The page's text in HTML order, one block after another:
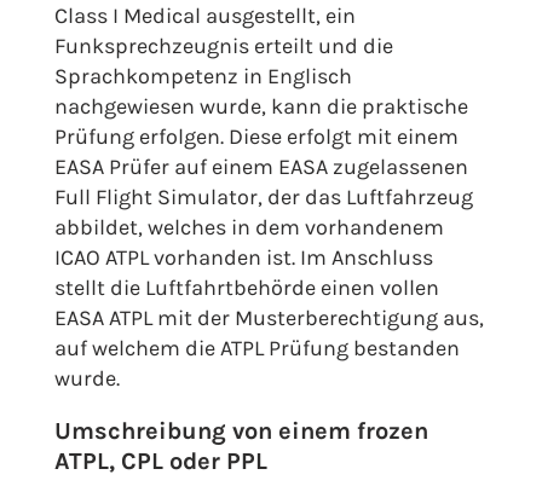
Class I Medical ausgestellt, ein
Funksprechzeugnis erteilt und die
Sprachkompetenz in Englisch
nachgewiesen wurde, kann die praktische
Prüfung erfolgen. Diese erfolgt mit einem
EASA Prüfer auf einem EASA zugelassenen
Full Flight Simulator, der das Luftfahrzeug
abbildet, welches in dem vorhandenem
ICAO ATPL vorhanden ist. Im Anschluss
stellt die Luftfahrtbehörde einen vollen
EASA ATPL mit der Musterberechtigung aus,
auf welchem die ATPL Prüfung bestanden
wurde.
Umschreibung von einem frozen
ATPL, CPL oder PPL